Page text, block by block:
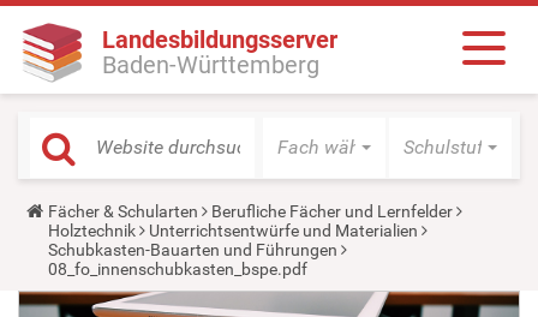
Landesbildungsserver
Baden-Württemberg
Fach wählen Schulstufe
Y
o
u
a
r
e
Fächer & Schularten
Berufliche Fächer und Lernfelder
Holztechnik
Unterrichtsentwürfe und Materialien
Schubkasten-Bauarten und Führungen
08_fo_innenschubkasten_bspe.pdf